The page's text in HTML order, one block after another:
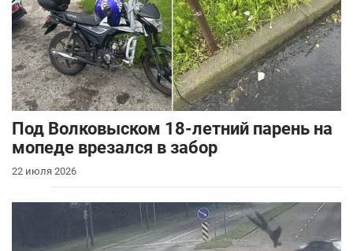
Под Волковыском 18-летний парень на
мопеде врезался в забор
22 июля 2026